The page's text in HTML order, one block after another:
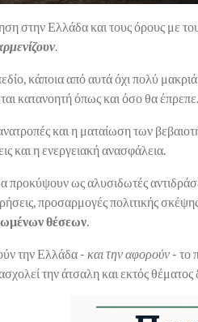
στην Ελλάδα και τους όρους με
.
κάποια από αυτά όχι πολύ
κατανοητή όπως και όσο θα έπρεπε.
και η ματαίωση των
και η ενεργειακή ανασφάλεια.
ως αλυσιδωτές
προσαρμογές πολιτικής
θέσεων.
την Ελλάδα - και την αφορούν- το
την άτσαλη και εκτός